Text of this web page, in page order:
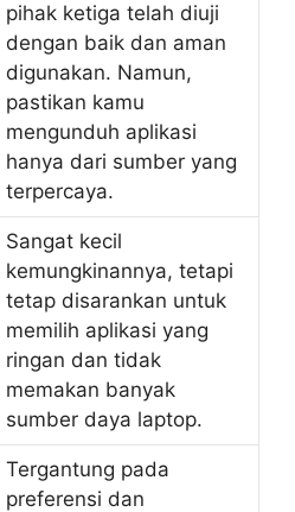
pihak ketiga telah diuji
dengan baik dan aman
digunakan. Namun,
pastikan kamu
mengunduh aplikasi
hanya dari sumber yang
terpercaya.
Sangat kecil
kemungkinannya, tetapi
tetap disarankan untuk
memilih aplikasi yang
ringan dan tidak
memakan banyak
sumber daya laptop.
Tergantung pada
preferensi dan